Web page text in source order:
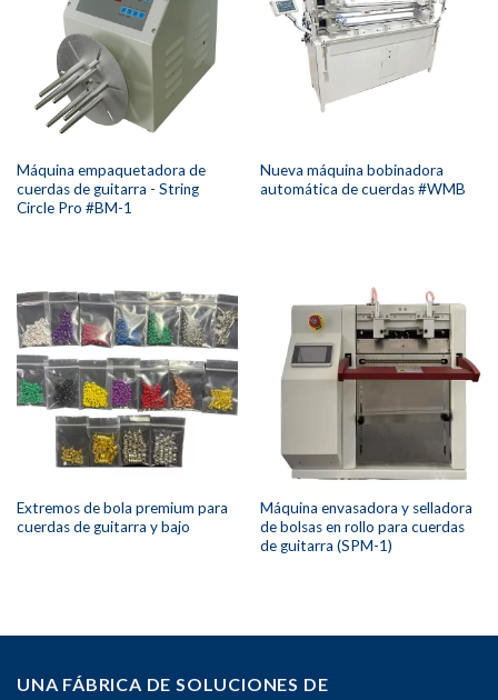
Máquina empaquetadora de
cuerdas de guitarra - String
Circle Pro #BM-1
Nueva máquina bobinadora
automática de cuerdas #WMB
Extremos de bola premium para
cuerdas de guitarra y bajo
Máquina envasadora y selladora
de bolsas en rollo para cuerdas
de guitarra (SPM-1)
UNA FÁBRICA DE SOLUCIONES DE